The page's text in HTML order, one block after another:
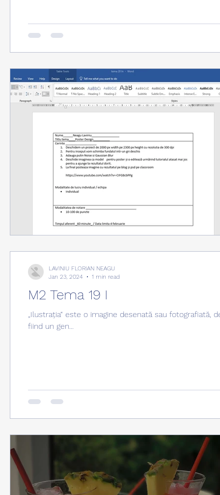
M2 Tema 19 I
„Ilustrația“ este o imagine desenată sau
fiind un gen...
LAVINIU FLORIAN NEAGU
Jan 23, 2024
1 min read